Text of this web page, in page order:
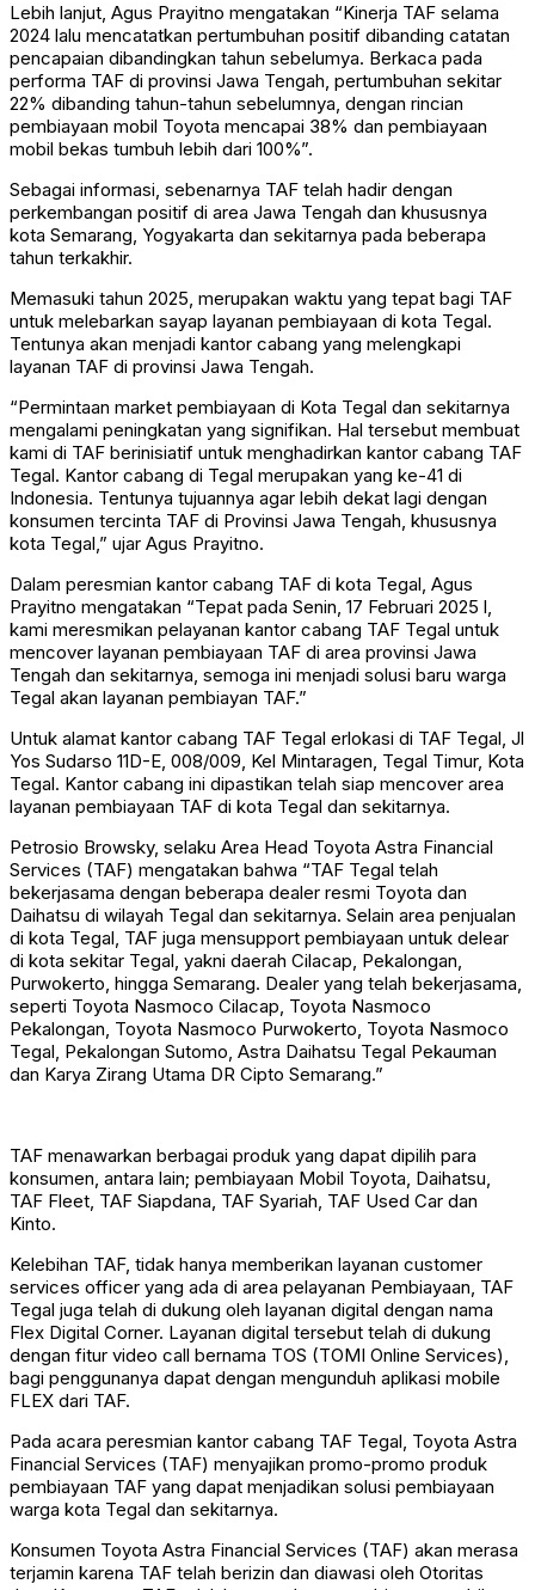
Lebih lanjut, Agus Prayitno mengatakan “Kinerja TAF selama
2024 lalu mencatatkan pertumbuhan positif dibanding catatan
pencapaian dibandingkan tahun sebelumya. Berkaca pada
performa TAF di provinsi Jawa Tengah, pertumbuhan sekitar
22% dibanding tahun-tahun sebelumnya, dengan rincian
pembiayaan mobil Toyota mencapai 38% dan pembiayaan
mobil bekas tumbuh lebih dari 100%”.
Sebagai informasi, sebenarnya TAF telah hadir dengan
perkembangan positif di area Jawa Tengah dan khususnya
kota Semarang, Yogyakarta dan sekitarnya pada beberapa
tahun terkakhir.
Memasuki tahun 2025, merupakan waktu yang tepat bagi TAF
untuk melebarkan sayap layanan pembiayaan di kota Tegal.
Tentunya akan menjadi kantor cabang yang melengkapi
layanan TAF di provinsi Jawa Tengah.
“Permintaan market pembiayaan di Kota Tegal dan sekitarnya
mengalami peningkatan yang signifikan. Hal tersebut membuat
kami di TAF berinisiatif untuk menghadirkan kantor cabang TAF
Tegal. Kantor cabang di Tegal merupakan yang ke-41 di
Indonesia. Tentunya tujuannya agar lebih dekat lagi dengan
konsumen tercinta TAF di Provinsi Jawa Tengah, khususnya
kota Tegal,” ujar Agus Prayitno.
Dalam peresmian kantor cabang TAF di kota Tegal, Agus
Prayitno mengatakan “Tepat pada Senin, 17 Februari 2025 l,
kami meresmikan pelayanan kantor cabang TAF Tegal untuk
mencover layanan pembiayaan TAF di area provinsi Jawa
Tengah dan sekitarnya, semoga ini menjadi solusi baru warga
Tegal akan layanan pembiayan TAF.”
Untuk alamat kantor cabang TAF Tegal erlokasi di TAF Tegal, Jl
Yos Sudarso 11D-E, 008/009, Kel Mintaragen, Tegal Timur, Kota
Tegal. Kantor cabang ini dipastikan telah siap mencover area
layanan pembiayaan TAF di kota Tegal dan sekitarnya.
Petrosio Browsky, selaku Area Head Toyota Astra Financial
Services (TAF) mengatakan bahwa “TAF Tegal telah
bekerjasama dengan beberapa dealer resmi Toyota dan
Daihatsu di wilayah Tegal dan sekitarnya. Selain area penjualan
di kota Tegal, TAF juga mensupport pembiayaan untuk delear
di kota sekitar Tegal, yakni daerah Cilacap, Pekalongan,
Purwokerto, hingga Semarang. Dealer yang telah bekerjasama,
seperti Toyota Nasmoco Cilacap, Toyota Nasmoco
Pekalongan, Toyota Nasmoco Purwokerto, Toyota Nasmoco
Tegal, Pekalongan Sutomo, Astra Daihatsu Tegal Pekauman
dan Karya Zirang Utama DR Cipto Semarang.”
TAF menawarkan berbagai produk yang dapat dipilih para
konsumen, antara lain; pembiayaan Mobil Toyota, Daihatsu,
TAF Fleet, TAF Siapdana, TAF Syariah, TAF Used Car dan
Kinto.
Kelebihan TAF, tidak hanya memberikan layanan customer
services officer yang ada di area pelayanan Pembiayaan, TAF
Tegal juga telah di dukung oleh layanan digital dengan nama
Flex Digital Corner. Layanan digital tersebut telah di dukung
dengan fitur video call bernama TOS (TOMI Online Services),
bagi penggunanya dapat dengan mengunduh aplikasi mobile
FLEX dari TAF.
Pada acara peresmian kantor cabang TAF Tegal, Toyota Astra
Financial Services (TAF) menyajikan promo-promo produk
pembiayaan TAF yang dapat menjadikan solusi pembiayaan
warga kota Tegal dan sekitarnya.
Konsumen Toyota Astra Financial Services (TAF) akan merasa
terjamin karena TAF telah berizin dan diawasi oleh Otoritas